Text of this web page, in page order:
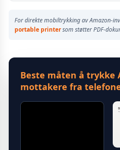
For direkte mobiltrykking av Amazon-
portable printersom støtter PDF-
Beste måten å trykke
mottakere fra